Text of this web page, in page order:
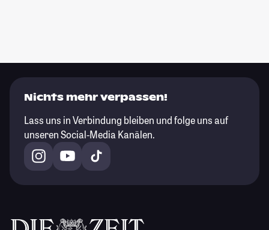
Nichts mehr verpassen!
Lass uns in Verbindung bleiben und folge uns auf
unseren Social-Media Kanälen.